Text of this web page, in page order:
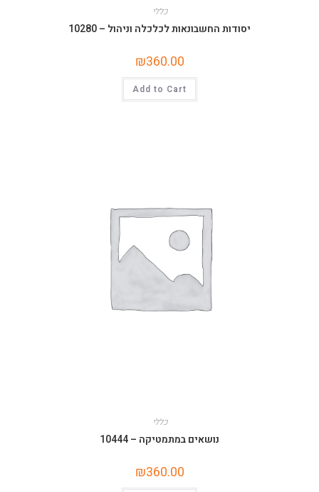
כללי
יסודות החשבונאות לכלכלה וניהול – 10280
₪360.00
Add to Cart
כללי
נושאים במתמטיקה – 10444
₪360.00